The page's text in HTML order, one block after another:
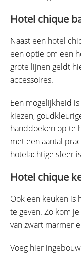
Hotel chique
Naast een hotel
een optie om een
grote lijnen geldt
accessoires.
Een mogelijkheid
kiezen,
handdoeken op te
met een aantal
hotelachtige sfeer
Hotel chique
Ook een keuken is
te geven. Zo kom
van zwart marmer
Voeg hier